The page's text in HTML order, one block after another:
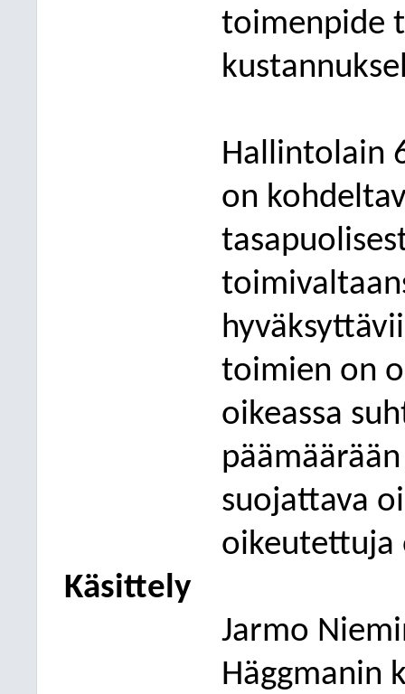
toimenpide
kusta
Hallintolain
on
toimien on
oikeassa
suojattava
oikeutettuja
Käsittely
Jarmo
Häggmanin